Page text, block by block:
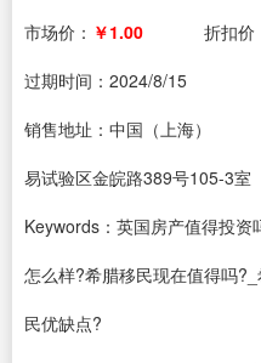
市场价： ￥1.00 折扣价
过期时间： 2024/8/15
销售地址：中国（上海）
易试验区金皖路389号105-3室
Keywords：英国房产值得投
怎么样?希腊移民现在值得吗
民优缺点?